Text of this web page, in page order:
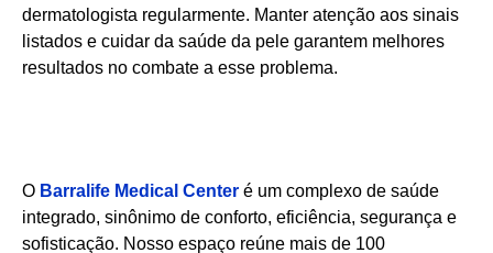
dermatologista regularmente. Manter atenção aos sinais
listados e cuidar da saúde da pele garantem melhores
resultados no combate a esse problema.
O Barralife Medical Center é um complexo de saúde
integrado, sinônimo de conforto, eficiência, segurança e
sofisticação. Nosso espaço reúne mais de 100